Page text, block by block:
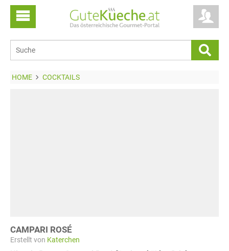
HOME COCKTAILS
CAMPARI ROSÉ
Erstellt von Katerchen